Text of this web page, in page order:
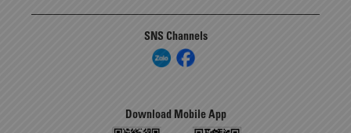
SNS Channels
Download Mobile App